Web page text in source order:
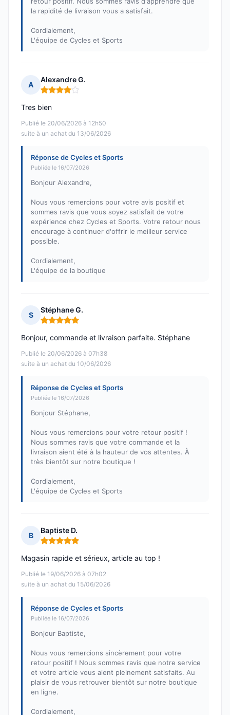
la rapidité de livraison vous a satisfait.
Cordialement,
L'équipe de Cycles et Sports
A
Alexandre G.
Note : 4 sur 5
Publié le 20/06/2026 à 12h50
suite à un achat du 13/06/2026
Tres bien
Réponse de Cycles et Sports
Publiée le 16/07/2026
Bonjour Alexandre,
Nous vous remercions pour votre avis positif et
sommes ravis que vous soyez satisfait de votre
expérience chez Cycles et Sports. Votre retour nous
encourage à continuer d'offrir le meilleur service
possible.
Cordialement,
L'équipe de la boutique
S
Stéphane G.
Note : 5 sur 5
Publié le 20/06/2026 à 07h38
suite à un achat du 10/06/2026
Bonjour, commande et livraison parfaite. Stéphane
Réponse de Cycles et Sports
Publiée le 16/07/2026
Bonjour Stéphane,
Nous vous remercions pour votre retour positif !
Nous sommes ravis que votre commande et la
livraison aient été à la hauteur de vos attentes. À
très bientôt sur notre boutique !
Cordialement,
L'équipe de Cycles et Sports
B
Baptiste D.
Note : 5 sur 5
Publié le 19/06/2026 à 07h02
suite à un achat du 15/06/2026
Magasin rapide et sérieux, article au top !
Réponse de Cycles et Sports
Publiée le 16/07/2026
Bonjour Baptiste,
Nous vous remercions sincèrement pour votre
retour positif ! Nous sommes ravis que notre service
et votre article vous aient pleinement satisfaits. Au
plaisir de vous retrouver bientôt sur notre boutique
en ligne.
Cordialement,